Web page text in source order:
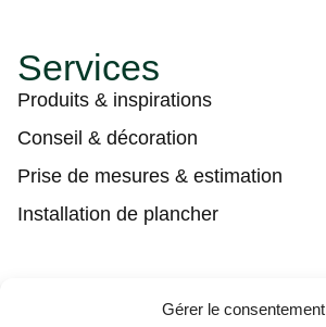
Gérer le consentement
Services
Produits & inspirations
Conseil & décoration
Prise de mesures & estimation
Installation de plancher